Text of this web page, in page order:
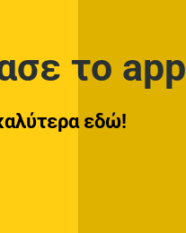
το app
εδώ!